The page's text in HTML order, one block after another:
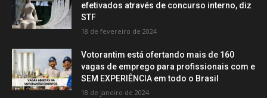
efetivados através de concurso interno, diz
STF
18 de fevereiro de 2024
Votorantim está ofertando mais de 160
vagas de emprego para profissionais com e
SEM EXPERIÊNCIA em todo o Brasil
18 de janeiro de 2024